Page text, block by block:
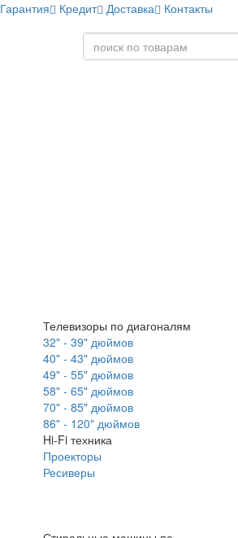
Гарантия Кредит Доставка
Контакты
Телевизоры по диагоналям
32" - 39" дюймов
40" - 43" дюймов
49" - 55" дюймов
58" - 65" дюймов
70" - 85" дюймов
86" - 120" дюймов
Hi-Fi техника
Проекторы
Ресиверы